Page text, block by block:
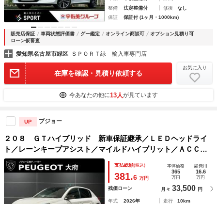
整備
法定整備付 修復
なし
保証
保証付 (1ヶ月・1000km)
販売店保証 車両状態評価書 グー鑑定 オンライン商談可
オプション見積り可
ローン仮審査
愛知県名古屋市緑区 ＳＰＯＲＴ緑 輸入車専門店
在庫を確認・見積り依頼する
お気に入り
今あなたの他に13人が見ています
UP プジョー
２０８ ＧＴハイブリッド 新車保証継承／ＬＥＤヘッドライ
ト／レーンキープアシスト／マイルドハイブリット／ＡＣＣ／
ＢＳＭ／オートマチックハイビーム／アップルカープレイ／ア
ンドロイドオート／ＡＡＣ／３Ｄメーター／バックカメラ
支払総額(税込)
381.6 万円
本体価格
365
万円
諸費用
16.6
万円
残価ローン 月々 33,500 円
年式 2026年 走行
10km